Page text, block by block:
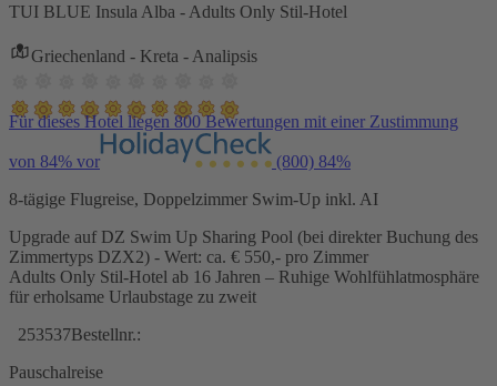
TUI BLUE Insula Alba - Adults Only Stil-Hotel
Griechenland - Kreta - Analipsis
Für dieses Hotel liegen 800 Bewertungen mit einer Zustimmung
von 84% vor (800) 84%
8-tägige Flugreise, Doppelzimmer Swim-Up inkl. AI
Upgrade auf DZ Swim Up Sharing Pool (bei direkter Buchung des
Zimmertyps DZX2) - Wert: ca. € 550,- pro Zimmer
Adults Only Stil-Hotel ab 16 Jahren – Ruhige Wohlfühlatmosphäre
für erholsame Urlaubstage zu zweit
253537Bestellnr.:
Pauschalreise